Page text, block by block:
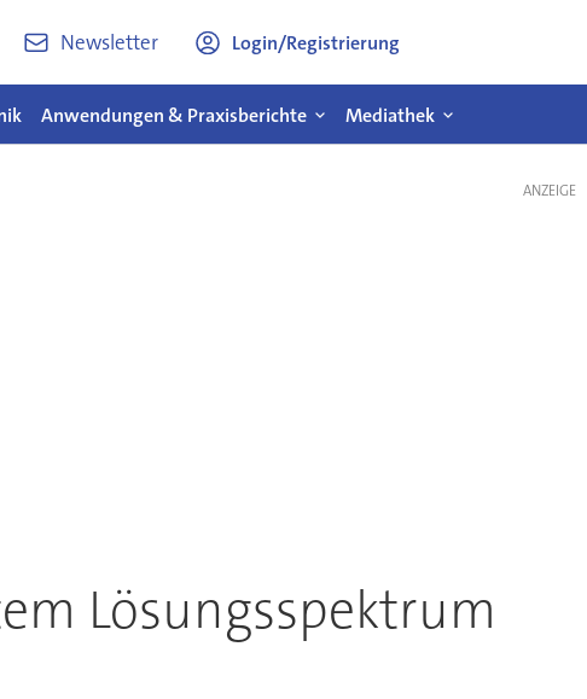
Newsletter Login/Registrierung
Anwendungen & Praxisberichte Mediathek
Lösungsspektrum
ANZEIGE